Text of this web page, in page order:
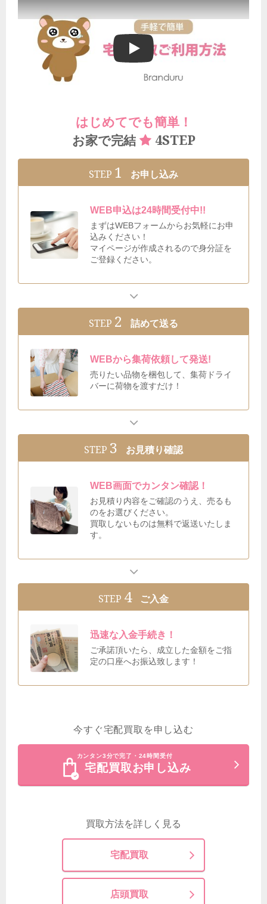
ブランドゥールの宅配買取ご利用方法
はじめてでも簡単！
お家で完結
4STEP
STEP 1 お申し込み
WEB申込は24時間受付中!!
まずはWEBフォームからお気軽にお申
込みください！
マイページが作成されるので身分証を
ご登録ください。
STEP 2 詰めて送る
WEBから集荷依頼して発送!
売りたい品物を梱包して、集荷ドライ
バーに荷物を渡すだけ！
STEP 3 お見積り確認
WEB画面でカンタン確認！
お見積り内容をご確認のうえ、売るも
のをお選びください。
買取しないものは無料で返送いたしま
す。
STEP 4 ご入金
迅速な入金手続き！
ご承諾頂いたら、成立した金額をご指
定の口座へお振込致します！
今すぐ宅配買取を申し込む
カンタン3分で完了・24時間受付
宅配買取お申し込み
買取方法を詳しく見る
宅配買取
店頭買取